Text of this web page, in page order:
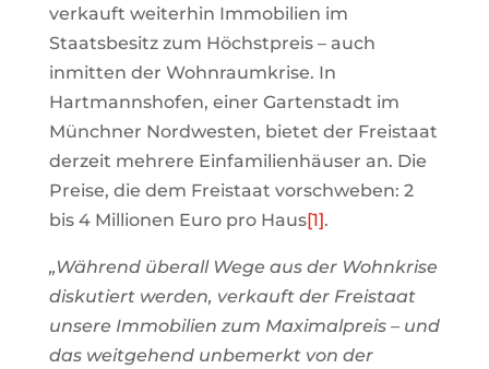
verkauft weiterhin Immobilien im
Staatsbesitz zum Höchstpreis – auch
inmitten der Wohnraumkrise. In
Hartmannshofen, einer Gartenstadt im
Münchner Nordwesten, bietet der Freistaat
derzeit mehrere Einfamilienhäuser an. Die
Preise, die dem Freistaat vorschweben: 2
bis 4 Millionen Euro pro Haus[1] .
„Während überall Wege aus der Wohnkrise
diskutiert werden, verkauft der Freistaat
unsere Immobilien zum Maximalpreis – und
das weitgehend unbemerkt von der